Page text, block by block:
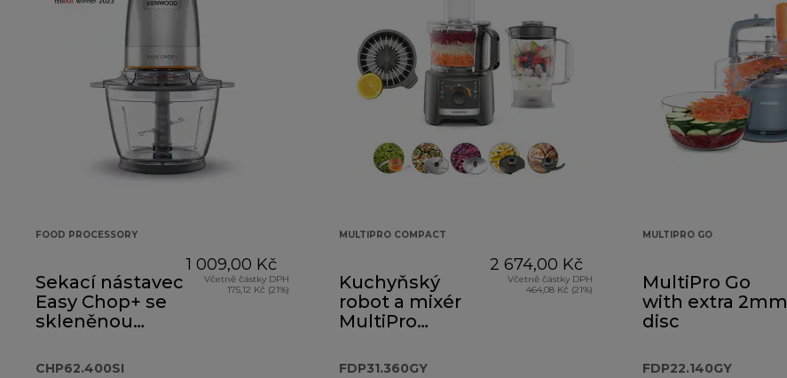
FOOD PROCESSORY
Sekací nástavec
Easy Chop+ se
skleněnou
CHP62.400SI
CHP62.400SI
1 009,00 Kč
Včetně částky DPH
175,12 Kč (21%)
MULTIPRO COMPACT
Kuchyňský
robot a mixér
MultiPro
FDP31.360GY
FDP31.360GY
2 674,00 Kč
Včetně částky DPH
464,08 Kč (21%)
MULTIPRO GO
MultiPro Go
with extra 2mm
disc
FDP22.140GY